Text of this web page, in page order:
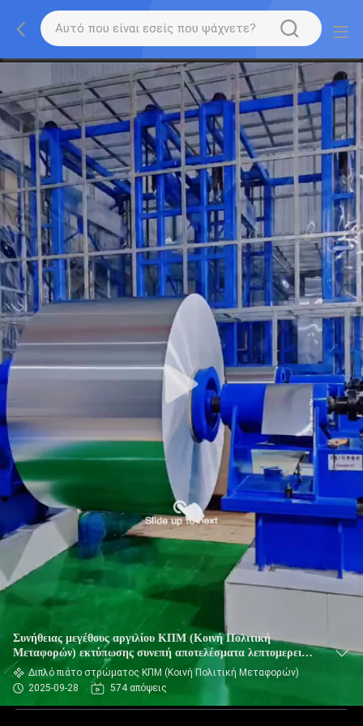
Συνήθειας μεγέθους αργιλίου ΚΠΜ (Κοινή Πολιτική
Μεταφορών) εκτύπωσης συνεπή αποτελέσματα λεπτομερειών
πιάτων αιχμηρά
Διπλό πιάτο στρώματος ΚΠΜ (Κοινή Πολιτική Μεταφορών)
2025-09-28
574 απόψεις